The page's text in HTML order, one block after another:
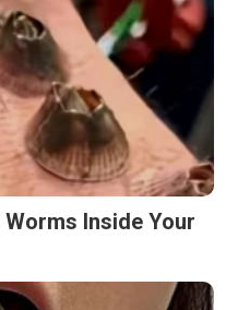
Inside Your